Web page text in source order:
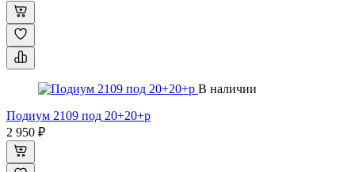
В наличии
Подиум 2109 под 20+20+р
2 950 ₽